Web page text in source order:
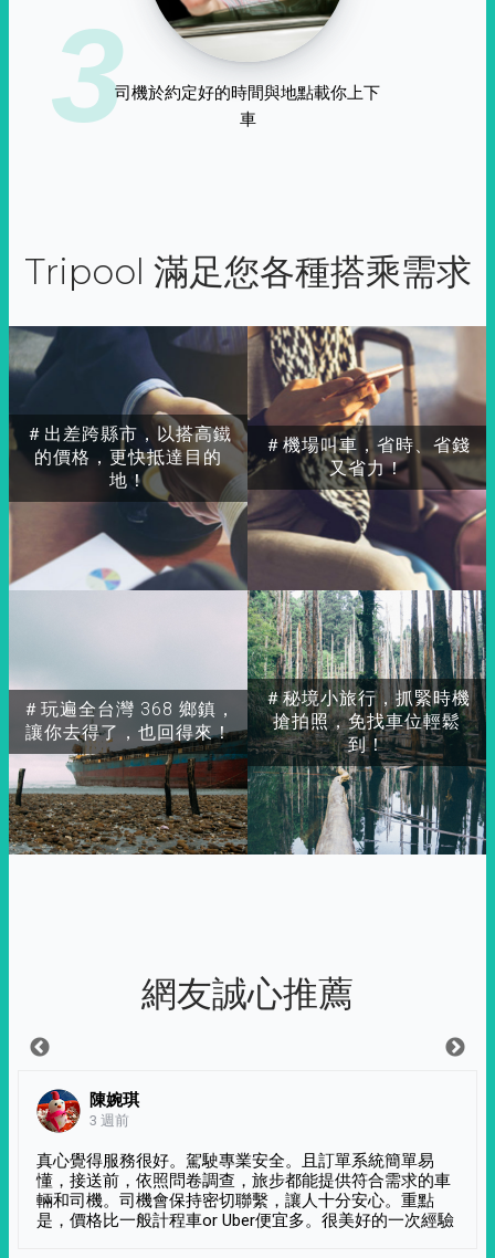
3司機於約定好的時間與地點載你上下
車
Tripool 滿足您各種搭乘需求
＃出差跨縣市，以搭高鐵
的價格，更快抵達目的
地！
＃玩遍全台灣 368 鄉鎮，
讓你去得了，也回得來！
＃秘境小旅行，抓緊時機
搶拍照，免找車位輕鬆
到！
＃機場叫車，省時、省錢
又省力！
網友誠心推薦
陳婉琪
3 週前
真心覺得服務很好。駕駛專業安全。且訂單系統簡單易
懂，接送前，依照問卷調查，旅步都能提供符合需求的車
輛和司機。司機會保持密切聯繫，讓人十分安心。重點
是，價格比一般計程車or Uber便宜多。很美好的一次經驗